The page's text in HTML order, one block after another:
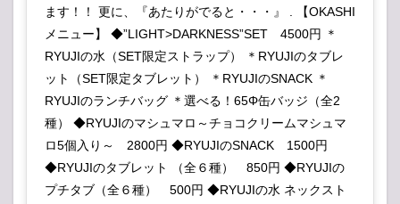
ます！！ 更に、『あたりがでると・・・』 . 【OKASHI
メニュー】 ◆”LIGHT>DARKNESS”SET 4500円 ＊
RYUJIの水（SET限定ストラップ） ＊RYUJIのタブレ
ット（SET限定タブレット） ＊RYUJIのSNACK ＊
RYUJIのランチバッグ ＊選べる！65Φ缶バッジ（全2
種） ◆RYUJIのマシュマロ～チョコクリームマシュマ
ロ5個入り～ 2800円 ◆RYUJIのSNACK 1500円
◆RYUJIのタブレット （全６種） 850円 ◆RYUJIの
プチタブ（全６種） 500円 ◆RYUJIの水 ネックスト